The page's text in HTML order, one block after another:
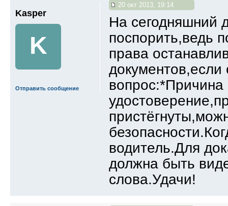
20 окт 2013, 19:14
На сегодняшний
поспорить,ведь
права
документов,если
вопрос:*Причина
водитель.Для
должна быть
слова.Удачи!
Kasper
K
Отправить сообщение